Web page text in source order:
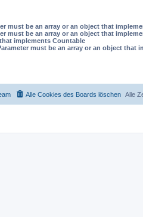
must be an array or an object that
must be an array or an object that
implements Countable
must be an array or an object that
Alle
Alle Cookies des Boards löschen